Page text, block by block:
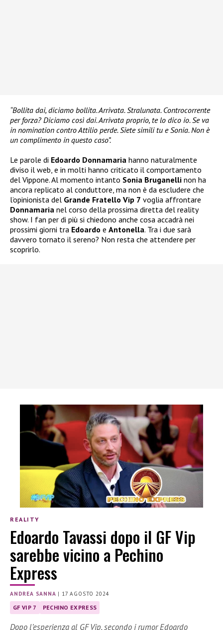
“Bollita dai, diciamo bollita. Arrivata. Stralunata. Controcorrente
per forza? Diciamo così dai. Arrivata proprio, te lo dico io. Se va
in nomination contro Attilio perde. Siete simili tu e Sonia. Non è
un complimento in questo caso”.
Le parole di Edoardo Donnamaria hanno naturalmente
diviso il web, e in molti hanno criticato il comportamento
del Vippone. Al momento intanto Sonia Bruganelli non ha
ancora replicato al conduttore, ma non è da escludere che
l’opinionista del Grande Fratello Vip 7 voglia affrontare
Donnamaria nel corso della prossima diretta del reality
show. I fan per di più si chiedono anche cosa accadrà nei
prossimi giorni tra Edoardo e Antonella. Tra i due sarà
davvero tornato il sereno? Non resta che attendere per
scoprirlo.
REALITY
Edoardo Tavassi dopo il GF Vip
sarebbe vicino a Pechino
Express
ANDREA SANNA | 17 AGOSTO 2024
GF VIP 7 PECHINO EXPRESS
Dopo l’esperienza al GF Vip, secondo i rumor Edoardo